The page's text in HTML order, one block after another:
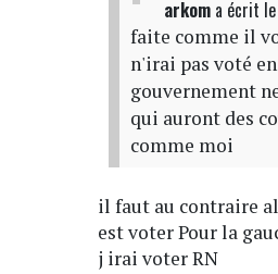
arkoma écrit
faite comme il
n'irai pas voté
gouvernement
qui auront des
comme moi
il faut au contraire
est voter Pour la
j irai voter RN